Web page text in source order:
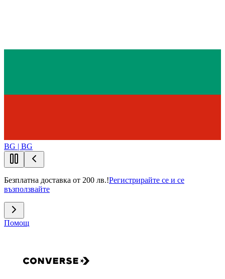
BG | BG
Безплатна доставка от 200 лв.!Регистрирайте се и се
възползвайте
Помощ